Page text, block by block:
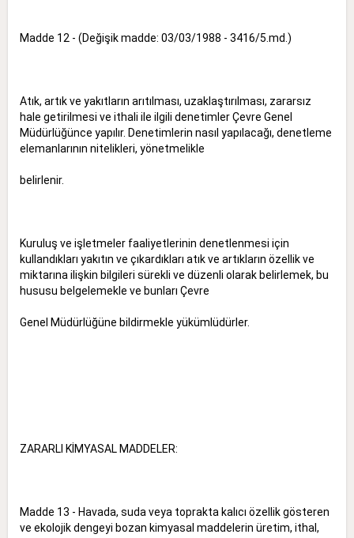
Madde 12 - (Değişik madde: 03/03/1988 - 3416/5.md.)
Atık, artık ve yakıtların arıtılması, uzaklaştırılması, zararsız
hale getirilmesi ve ithali ile ilgili denetimler Çevre Genel
Müdürlüğünce yapılır. Denetimlerin nasıl yapılacağı, denetleme
elemanlarının nitelikleri, yönetmelikle
belirlenir.
Kuruluş ve işletmeler faaliyetlerinin denetlenmesi için
kullandıkları yakıtın ve çıkardıkları atık ve artıkların özellik ve
miktarına ilişkin bilgileri sürekli ve düzenli olarak belirlemek, bu
hususu belgelemekle ve bunları Çevre
Genel Müdürlüğüne bildirmekle yükümlüdürler.
ZARARLI KİMYASAL MADDELER:
Madde 13 - Havada, suda veya toprakta kalıcı özellik gösteren
ve ekolojik dengeyi bozan kimyasal maddelerin üretim, ithal,